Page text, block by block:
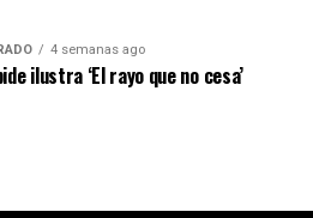
4 semanas ago
ilustra ‘El rayo que no cesa’